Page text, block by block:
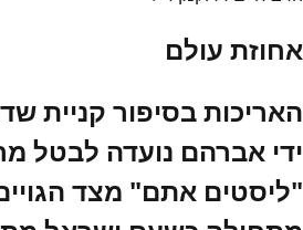
אחוזת עולם
האריכות בסיפור קניית
ידי אברהם נועדה לבטל
"ליסטים אתם" מצד